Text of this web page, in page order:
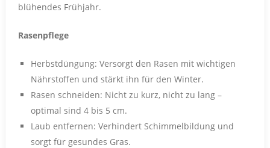
blühendes Frühjahr.
Rasenpflege
Herbstdüngung: Versorgt den Rasen mit wichtigen
Nährstoffen und stärkt ihn für den Winter.
Rasen schneiden: Nicht zu kurz, nicht zu lang –
optimal sind 4 bis 5 cm.
Laub entfernen: Verhindert Schimmelbildung und
sorgt für gesundes Gras.